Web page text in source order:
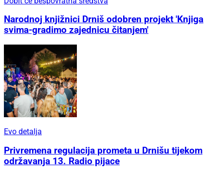
Narodnoj knjižnici Drniš odobren projekt 'Knjiga
svima-gradimo zajednicu čitanjem'
Evo detalja
Privremena regulacija prometa u Drnišu tijekom
održavanja 13. Radio pijace